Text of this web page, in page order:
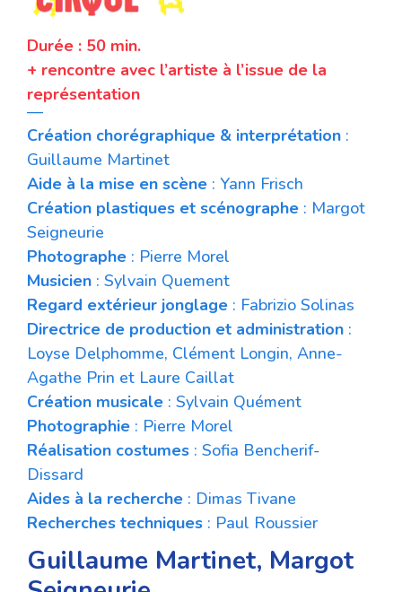
Durée : 50 min.
+ rencontre avec l’artiste à l’issue de la
représentation
—
Création chorégraphique & interprétation :
Guillaume Martinet
Aide à la mise en scène : Yann Frisch
Création plastiques et scénographe : Margot
Seigneurie
Photographe : Pierre Morel
Musicien : Sylvain Quement
Regard extérieur jonglage : Fabrizio Solinas
Directrice de production et administration :
Loyse Delphomme, Clément Longin, Anne-
Agathe Prin et Laure Caillat
Création musicale : Sylvain Quément
Photographie : Pierre Morel
Réalisation costumes : Sofia Bencherif-
Dissard
Aides à la recherche : Dimas Tivane
Recherches techniques : Paul Roussier
Guillaume Martinet, Margot